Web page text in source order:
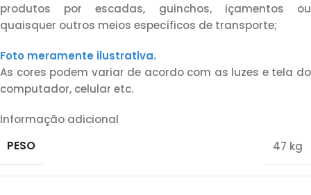
produtos por escadas, guinchos, içamentos ou
quaisquer outros meios específicos de transporte;
Foto meramente ilustrativa.
As cores podem variar de acordo com as luzes e tela do
computador, celular etc.
Informação adicional
PESO 47 kg